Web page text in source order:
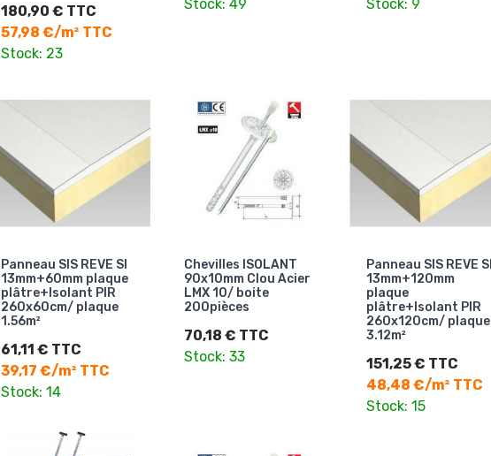
180,90 € TTC
57,98 €/m² TTC
Stock: 23
Stock: 49
Stock: 9
Panneau SIS REVE SI
13mm+60mm plaque
plâtre+Isolant PIR
260x60cm/ plaque
1.56m²
61,11 € TTC
39,17 €/m² TTC
Stock: 14
Chevilles ISOLANT
90x10mm Clou Acier
LMX 10/ boite
200pièces
70,18 € TTC
Stock: 33
Panneau SIS REVE SI
13mm+120mm
plaque
plâtre+Isolant PIR
260x120cm/ plaque
3.12m²
151,25 € TTC
48,48 €/m² TTC
Stock: 15